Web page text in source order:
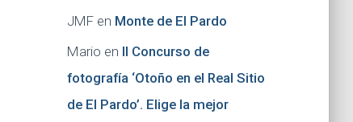
JMFen Monte de El Pardo
Mario en II Concurso de
fotografía ‘Otoño en el Real Sitio
de El Pardo’. Elige la mejor